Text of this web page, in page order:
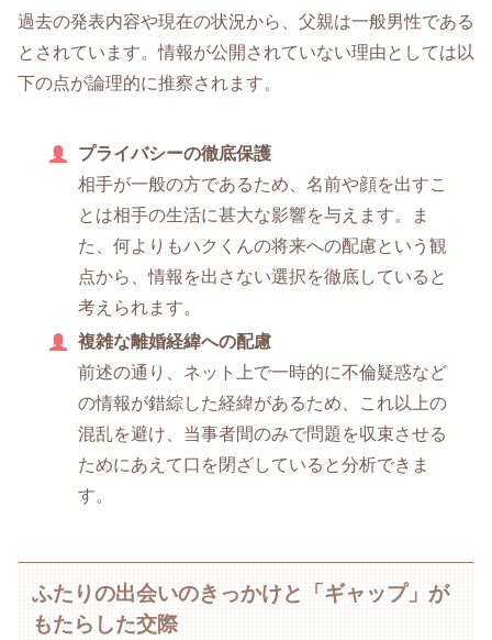
過去の発表内容や現在の状況から、父親は一般男性である
とされています。情報が公開されていない理由としては以
下の点が論理的に推察されます。
プライバシーの徹底保護
相手が一般の方であるため、名前や顔を出すこ
とは相手の生活に甚大な影響を与えます。ま
た、何よりもハクくんの将来への配慮という観
点から、情報を出さない選択を徹底していると
考えられます。
複雑な離婚経緯への配慮
前述の通り、ネット上で一時的に不倫疑惑など
の情報が錯綜した経緯があるため、これ以上の
混乱を避け、当事者間のみで問題を収束させる
ためにあえて口を閉ざしていると分析できま
す。
ふたりの出会いのきっかけと「ギャップ」が
もたらした交際